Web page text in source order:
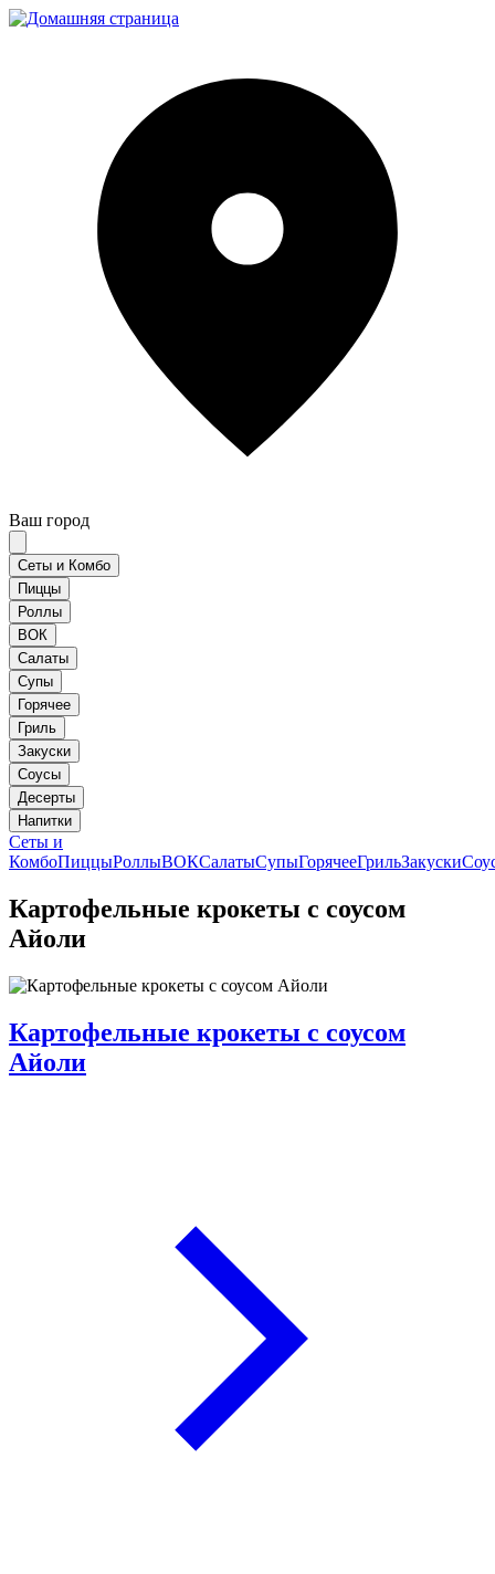
Ваш город
Сеты и Комбо
Пиццы
Роллы
ВОК
Салаты
Супы
Горячее
Гриль
Закуски
Соусы
Десерты
Напитки
Сеты и
КомбоПиццыРоллыВОКСалатыСупыГорячееГрильЗакуски
Картофельные крокеты с соусом
Айоли
Картофельные крокеты с соусом
Айоли